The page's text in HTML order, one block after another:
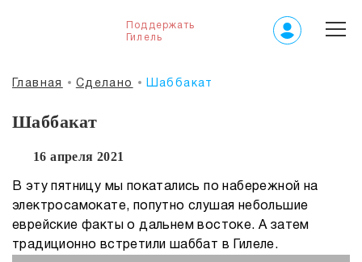
Поддержать
Гилель
Главная Сделано Шаббакат
Шаббакат
16 апреля 2021
В эту пятницу мы покатались по набережной на
электросамокате, попутно слушая небольшие
еврейские факты о дальнем востоке. А затем
традиционно встретили шаббат в Гилеле.